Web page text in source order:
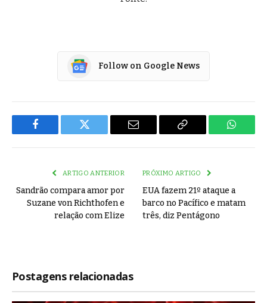
Follow on Google News
Facebook Twitter Email
Copy
ARTIGO ANTERIOR
Sandrão compara amor por
Suzane von Richthofen e
relação com Elize
PRÓXIMO ARTIGO
EUA fazem 21º ataque a
barco no Pacífico e matam
três, diz Pentágono
Postagens relacionadas